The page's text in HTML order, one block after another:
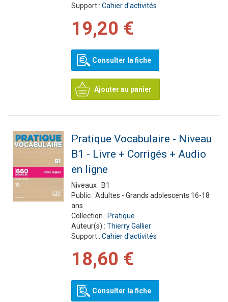
Support : Cahier d'activités
19,20 €
Consulter la fiche
Ajouter au panier
Pratique Vocabulaire - Niveau
B1 - Livre + Corrigés + Audio
en ligne
Niveaux : B1
Public : Adultes - Grands adolescents 16-18
ans
Collection : Pratique
Auteur(s) : Thierry Gallier
Support : Cahier d'activités
18,60 €
Consulter la fiche